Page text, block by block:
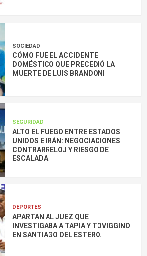
SOCIEDAD
CÓMO FUE EL ACCIDENTE
DOMÉSTICO QUE PRECEDIÓ LA
MUERTE DE LUIS BRANDONI
SEGURIDAD
ALTO EL FUEGO ENTRE ESTADOS
UNIDOS E IRÁN: NEGOCIACIONES
CONTRARRELOJ Y RIESGO DE
ESCALADA
DEPORTES
APARTAN AL JUEZ QUE
INVESTIGABA A TAPIA Y TOVIGGINO
EN SANTIAGO DEL ESTERO.